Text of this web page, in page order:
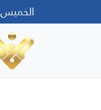
الخميس